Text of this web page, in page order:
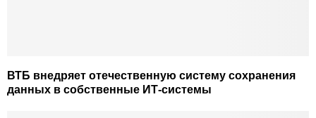
ВТБ внедряет отечественную систему сохранения
данных в собственные ИТ-системы